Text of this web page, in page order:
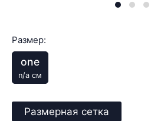
Размер:
one
n/a см
Размерная сетка